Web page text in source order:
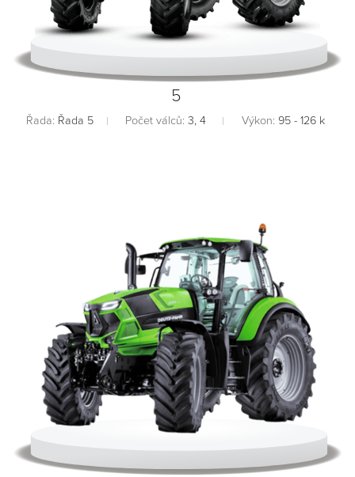
5
Řada: Řada 5 Počet válců: 3, 4 Výkon: 95 - 126 k